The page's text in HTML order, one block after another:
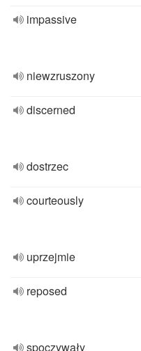
impassive
niewzruszony
discerned
dostrzec
courteously
uprzejmie
reposed
spoczywały